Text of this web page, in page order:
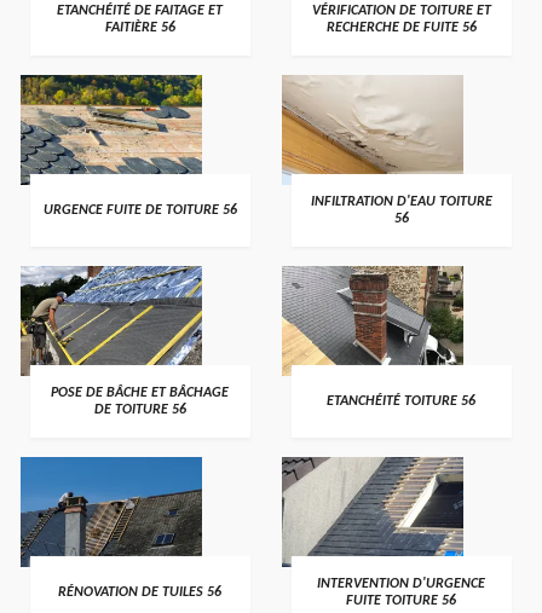
>
ETANCHÉITÉ DE FAITAGE ET
FAITIÈRE 56
>
VÉRIFICATION DE TOITURE ET
RECHERCHE DE FUITE 56
>
URGENCE FUITE DE TOITURE 56 >
INFILTRATION D'EAU TOITURE
56
>
POSE DE BÂCHE ET BÂCHAGE
DE TOITURE 56
>
ETANCHÉITÉ TOITURE 56
>
RÉNOVATION DE TUILES 56 >
INTERVENTION D'URGENCE
FUITE TOITURE 56